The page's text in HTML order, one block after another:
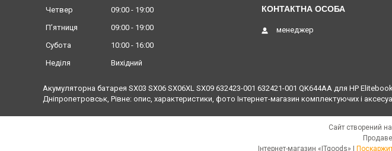
Четвер
09:00
19:00
Пʼятниця
09:00
19:00
Субота
10:00
16:00
Неділя
Вихідний
менеджер
Акумуляторна батарея SX03 SX06 SX06XL SX09 632423-001 632421-001 QK644AA для HP
Дніпропетровськ, Рівне: опис, характеристики, фото Інтернет-магазин комплектуючих і
Сайт створений